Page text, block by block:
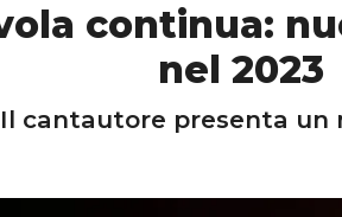
continua:
nel 2023
Il cantautore presenta un